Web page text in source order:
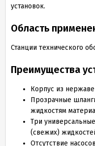
установок.
Область
Станции технического
Преимущества
Корпус из
Прозрачные
жидкостям
Три
(свежих)
Отсутствие